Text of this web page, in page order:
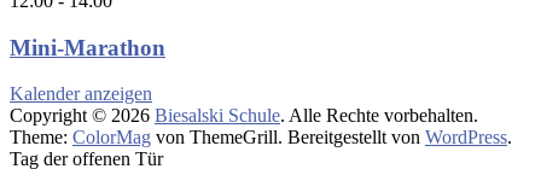
Mini-Marathon
Kalender anzeigen
Copyright © 2026 Biesalski Schule. Alle Rechte vorbehalten.
Theme: ColorMag von ThemeGrill. Bereitgestellt von WordPress.
Tag der offenen Tür